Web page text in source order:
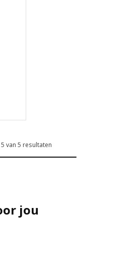
5 van 5 sterren. Totaal
5 van 5 resultaten
jou